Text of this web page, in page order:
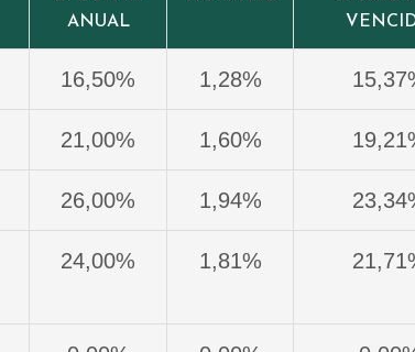
ANUAL
16,50% 1,28%
21,00% 1,60%
26,00% 1,94%
24,00% 1,81%